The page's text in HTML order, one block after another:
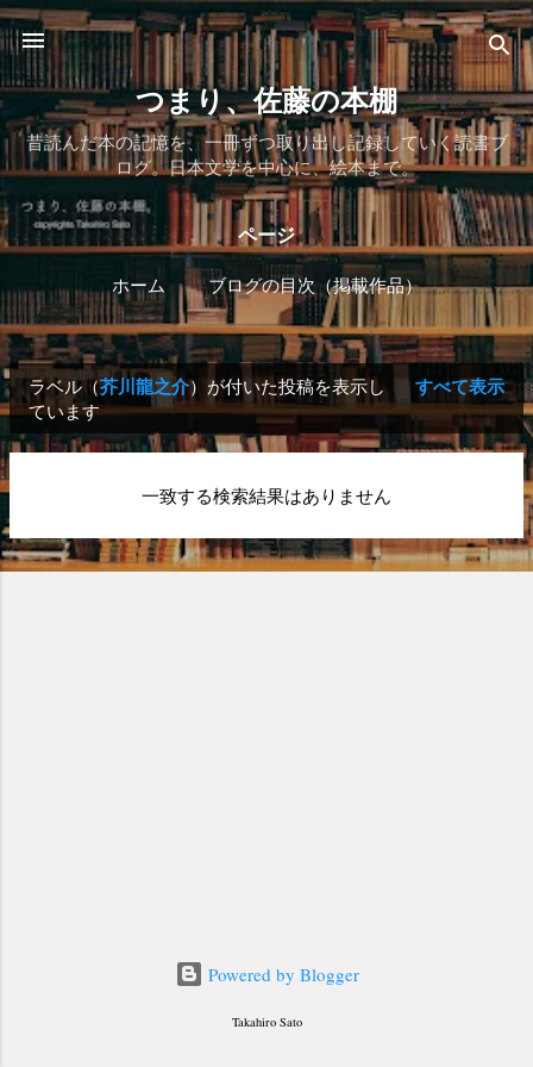
スキップしてメイン コンテンツに移動
つまり、佐藤の本棚
昔読んだ本の記憶を、一冊ずつ取り出し記録していく読書ブ
ログ。日本文学を中心に、絵本まで。
ページ
ホーム ブログの目次（掲載作品）
もっと見る… 作者 自己紹介
投
稿
ラベル（芥川龍之介）が付いた投稿を表示し
ています
すべて表示
一致する検索結果はありません
Powered by Blogger
Takahiro Sato